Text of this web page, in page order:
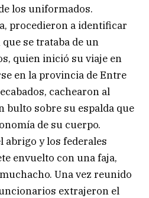
los uniformados.
procedieron a identificar
se trataba de un
quien inició su viaje en
en la provincia de Entre
cachearon al
bulto sobre su espalda que
de su cuerpo.
abrigo y los federales
envuelto con una faja,
Una vez reunido
extrajeron el